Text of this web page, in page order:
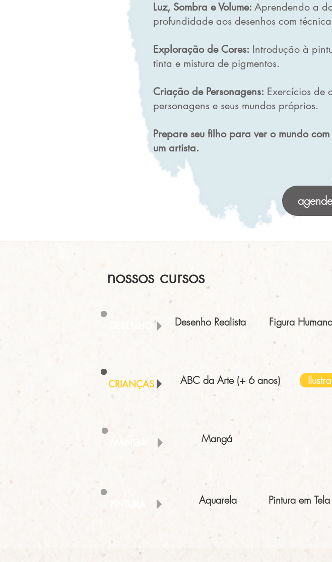
Luz, Sombra e Volume: Aprendendo a
profundidade aos desenhos com
Exploração de Cores: Introdução à
tinta e mistura de pigmentos.
Criação de Personagens: Exercícios de
personagens e seus mundos próprios.
Prepare seu filho para ver o mundo
um artista.
nossos cursos
Desenho Realista Figura
CRIANÇAS ABC da Arte (+ 6 anos)
Mangá
Aquarela Pintura em Tela